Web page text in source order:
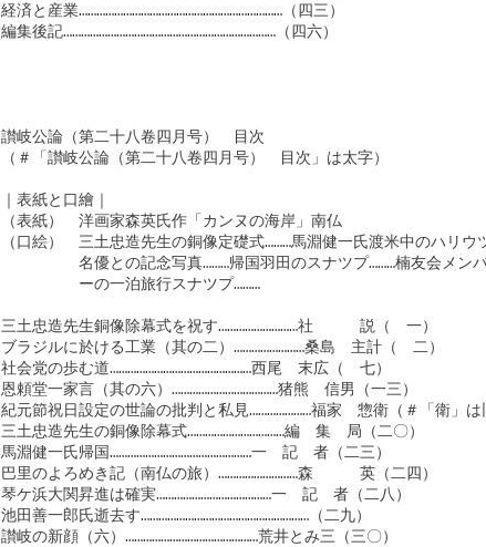
経済と産業……………………………………………………………（四三）
編集後記………………………………………………………………（四六）
讃岐公論（第二十八卷四月号）　目次
（＃「讃岐公論（第二十八卷四月号）　目次」は太字）
｜表紙と口繪｜
（表紙）　洋画家森英氏作「カンヌの海岸」南仏
（口絵）　三土忠造先生の銅像定礎式………馬淵健一氏渡米中のハリウ
名優との記念写真………帰国羽田のスナツプ………楠友会メン
ーの一泊旅行スナツプ………
三土忠造先生銅像除幕式を祝す………………………社　　　説（　一）
ブラジルに於ける工業（其の二）……………………桑島　主計（　二）
社会党の歩む道…………………………………………西尾　末広（　七）
恩頼堂一家言（其の六）………………………………猪熊　信男（一三）
紀元節祝日設定の世論の批判と私見…………………福家　惣衛（＃「衛」
三土忠造先生の銅像除幕式……………………………編　集　局（二〇）
馬淵健一氏帰国…………………………………………一　記　者（二三）
巴里のよろめき記（南仏の旅）………………………森　　　英（二四）
琴ケ浜大関昇進は確実…………………………………一　記　者（二八）
池田善一郎氏逝去す…………………………………………………（二九）
讃岐の新顔（六）………………………………………荒井とみ三（三〇）